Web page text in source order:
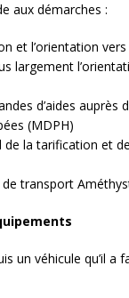
aux démarches :
et l’orientation
largement
d’aides auprès
(MDPH)
de la tarification et
transport
un véhicule qu’il a